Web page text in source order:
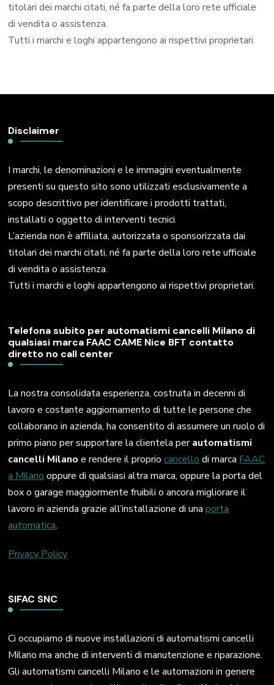
titolari dei marchi citati, né fa parte della loro rete ufficiale
di vendita o assistenza.
Tutti i marchi e loghi appartengono ai rispettivi proprietari.
Disclaimer
I marchi, le denominazioni e le immagini eventualmente
presenti su questo sito sono utilizzati esclusivamente a
scopo descrittivo per identificare i prodotti trattati,
installati o oggetto di interventi tecnici.
L’azienda non è affiliata, autorizzata o sponsorizzata dai
titolari dei marchi citati, né fa parte della loro rete ufficiale
di vendita o assistenza.
Tutti i marchi e loghi appartengono ai rispettivi proprietari.
Telefona subito per automatismi cancelli Milano di
qualsiasi marca FAAC CAME Nice BFT contatto
diretto no call center
La nostra consolidata esperienza, costruita in decenni di
lavoro e costante aggiornamento di tutte le persone che
collaborano in azienda, ha consentito di assumere un ruolo di
primo piano per supportare la clientela perautomatismi
cancelli Milano e rendere il propriocancello di marca FAAC
a Milano oppure di qualsiasi altra marca, oppure la porta del
box o garage maggiormente fruibili o ancora migliorare il
lavoro in azienda grazie all’installazione di unaporta
automatica.
Privacy Policy
SIFAC SNC
Ci occupiamo di nuove installazioni di automatismi cancelli
Milano ma anche di interventi di manutenzione e riparazione.
Gli automatismi cancelli Milano e le automazioni in genere